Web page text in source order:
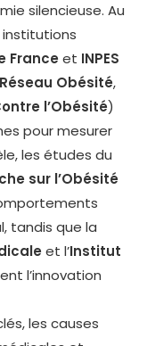
silencieuse. Au
France et INPES
Réseau Obésité,
l’Obésité)
pour mesurer
les études du
sur l’Obésité
tandis que la
et l’Institut
l’innovation
les causes